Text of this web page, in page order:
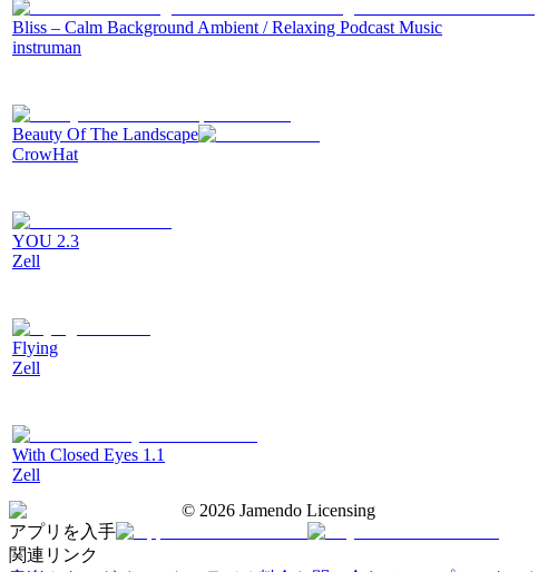
Bliss – Calm Background Ambient / Relaxing Podcast Music
instruman
Beauty Of The Landscape
CrowHat
YOU 2.3
Zell
Flying
Zell
With Closed Eyes 1.1
Zell
© 2026 Jamendo Licensing
アプリを入手
関連リンク